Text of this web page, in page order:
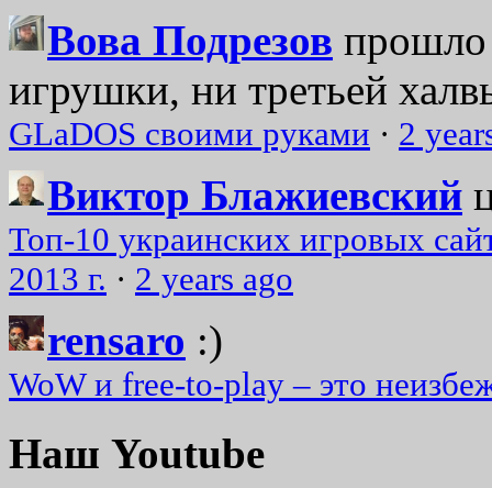
Вова Подрезов прошло
игрушки, ни третьей
GLaDOS своими руками · 2
Виктор Блажиевский
Топ-10 украинских игровых
2013 г. · 2 years ago
rensaro :)
WoW и free-to-play – это
Наш Youtube